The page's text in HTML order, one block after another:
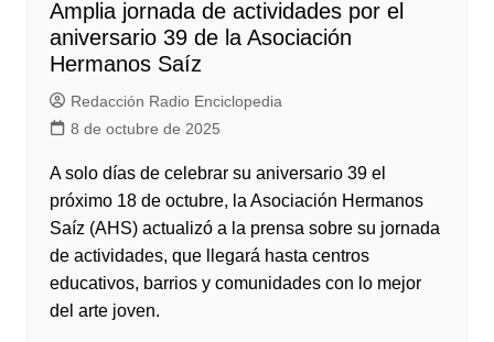
Amplia jornada de actividades por el
aniversario 39 de la Asociación
Hermanos Saíz
Redacción Radio Enciclopedia
8 de octubre de 2025
A solo días de celebrar su aniversario 39 el
próximo 18 de octubre, la Asociación Hermanos
Saíz (AHS) actualizó a la prensa sobre su jornada
de actividades, que llegará hasta centros
educativos, barrios y comunidades con lo mejor
del arte joven.